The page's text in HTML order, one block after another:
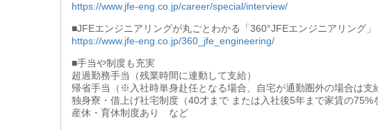
https://www.jfe-eng.co.jp/career/special/interview/
■JFEエンジニアリングが丸ごとわかる「360°JFEエンジニアリング
https://www.jfe-eng.co.jp/360_jfe_engineering/
■手当や制度も充実
超過勤務手当（残業時間に連動して支給）
帰省手当（※入社時単身赴任となる場合、自宅が通勤圏外の場合は支
独身寮・借上げ社宅制度（40才まで または入社後5年まで家賃の
産休・育休制度あり など